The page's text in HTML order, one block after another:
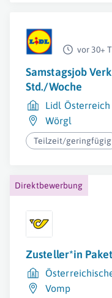
vor 30+ T
Samstagsjob
Std./Woche
Lidl Österreich
Wörgl
Teilzeit/geringfügig
Direktbewerbung
Zusteller*in
Vomp